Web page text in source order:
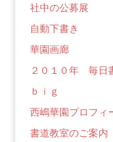
社中の公募展
自動下書き
華園画廊
２０１０年 毎日
ｂｉｇ
西嶋華園プロフィ
書道教室のご案内